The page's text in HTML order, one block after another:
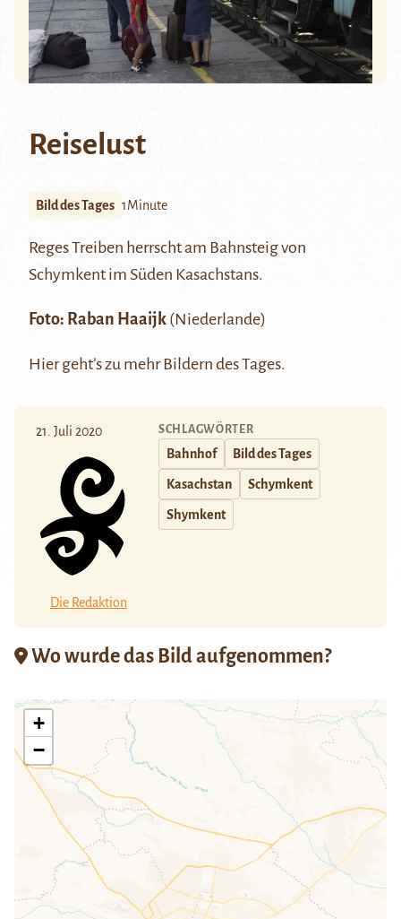
Reiselust
Bild des Tages 1Minute
Reges Treiben herrscht am Bahnsteig von
Schymkent im Süden Kasachstans.
Foto: Raban Haaijk (Niederlande)
Hiergeht’s zu mehr Bildern des Tages.
21. Juli 2020
Die Redaktion
SCHLAGWÖRTER
Bahnhof Bild des Tages
Kasachstan Schymkent
Shymkent
Wo wurde das Bild aufgenommen?
+
−